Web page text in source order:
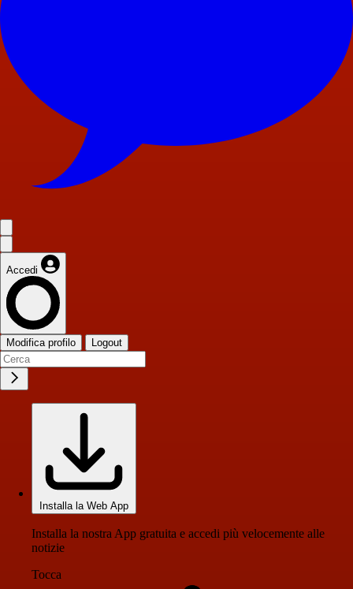
Accedi
Modifica profilo Logout
Installa la Web App
Installa la nostra App gratuita e accedi più velocemente alle
notizie
Tocca